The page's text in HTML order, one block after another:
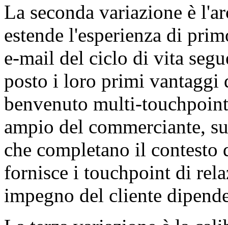
La seconda variazione è
estende l'esperienza di
e-mail del ciclo di vita
posto i loro primi vantaggi
benvenuto multi-
ampio del commerciante,
che completano il
fornisce i touchpoint di
impegno del cliente